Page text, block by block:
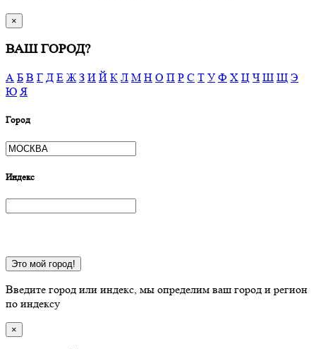
×
ВАШ ГОРОД?
А Б В Г Д Е Ж З И Й К Л М Н О П Р С Т У Ф Х Ц Ч Ш Щ Э
Ю Я
Город
Индекс
Это мой город!
Введите город или индекс, мы определим ваш город и регион
по индексу
×